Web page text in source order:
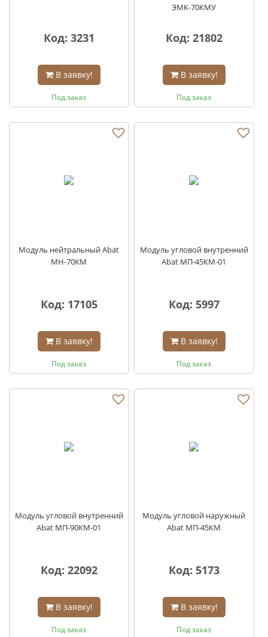
Код: 3231
В заявку!
Под заказ
ЭМК-70КМУ
Код: 21802
В заявку!
Под заказ
Модуль нейтральный Abat
МН-70КМ
Код: 17105
В заявку!
Под заказ
Модуль угловой внутренний
Abat МП-45КМ-01
Код: 5997
В заявку!
Под заказ
Модуль угловой внутренний
Abat МП-90КМ-01
Код: 22092
В заявку!
Под заказ
Модуль угловой наружный
Abat МП-45КМ
Код: 5173
В заявку!
Под заказ